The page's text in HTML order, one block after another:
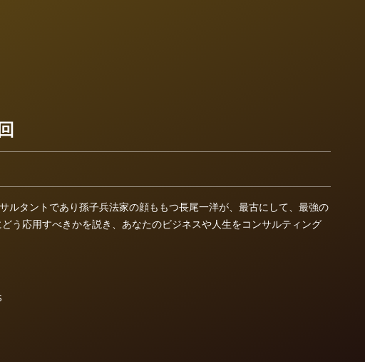
ルタントであり孫子兵法家の顔ももつ長尾一洋が、最古にして、最強の
う応用すべきかを説き、あなたのビジネスや人生をコンサルティング